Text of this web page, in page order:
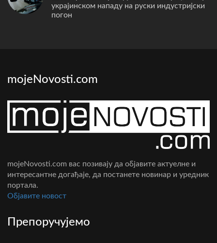
украјинском нападу на руски индустријски
погон
mojeNovosti.com
mojeNovosti.com вас позивају да објавите актуелне и
интересантне догађаје, да постанете новинар и уредник
портала.
Oбјавите новост
Препоручујемо